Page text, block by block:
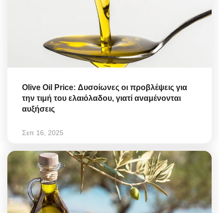
Olive Oil Price: Δυσοίωνες οι προβλέψεις για
την τιμή του ελαιόλαδου, γιατί αναμένονται
αυξήσεις
Σεπ 16, 2025